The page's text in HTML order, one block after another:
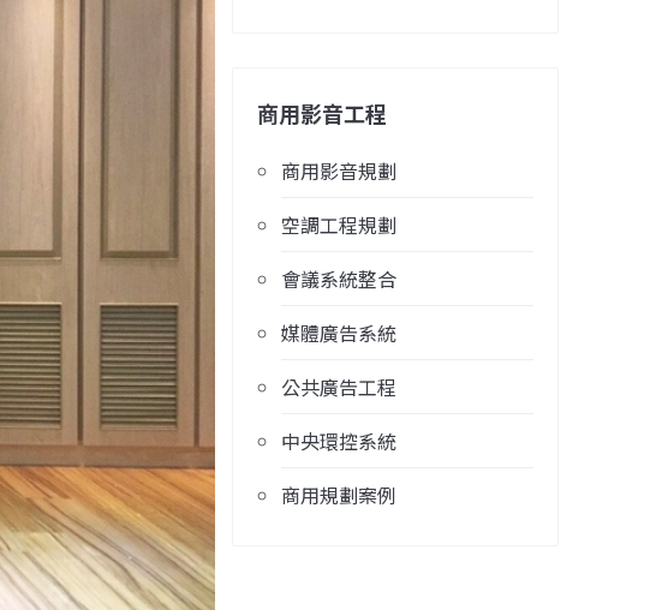
商用影音工程
商用影音規劃
空調工程規劃
會議系統整合
媒體廣告系統
公共廣告工程
中央環控系統
商用規劃案例